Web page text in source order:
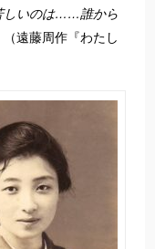
しいのは……誰から
（遠藤周作『わたし